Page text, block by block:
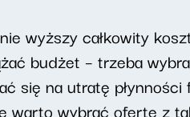
wyższy całkowity
budżet – trzeba
się na utratę płynności
warto wybrać ofertę z